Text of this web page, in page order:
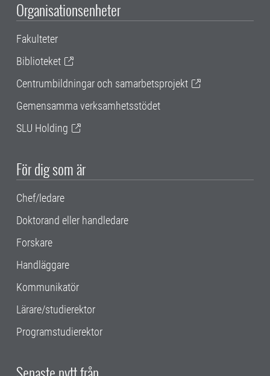
Organisationsenheter
Fakulteter
Biblioteket
Centrumbildningar och samarbetsprojekt
Gemensamma verksamhetsstödet
SLU Holding
För dig som är
Chef/ledare
Doktorand eller handledare
Forskare
Handläggare
Kommunikatör
Lärare/studierektor
Programstudierektor